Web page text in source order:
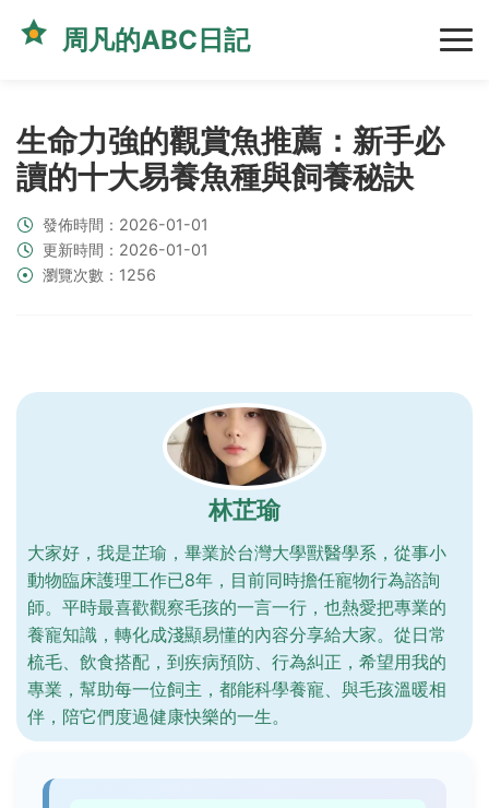
周凡的ABC日記
生命力強的觀賞魚推薦：新手必
讀的十大易養魚種與飼養秘訣
發佈時間：2026-01-01
更新時間：2026-01-01
瀏覽次數：1256
林芷瑜
大家好，我是芷瑜，畢業於台灣大學獸醫學系，從事小
動物臨床護理工作已8年，目前同時擔任寵物行為諮詢
師。平時最喜歡觀察毛孩的一言一行，也熱愛把專業的
養寵知識，轉化成淺顯易懂的內容分享給大家。從日常
梳毛、飲食搭配，到疾病預防、行為糾正，希望用我的
專業，幫助每一位飼主，都能科學養寵、與毛孩溫暖相
伴，陪它們度過健康快樂的一生。